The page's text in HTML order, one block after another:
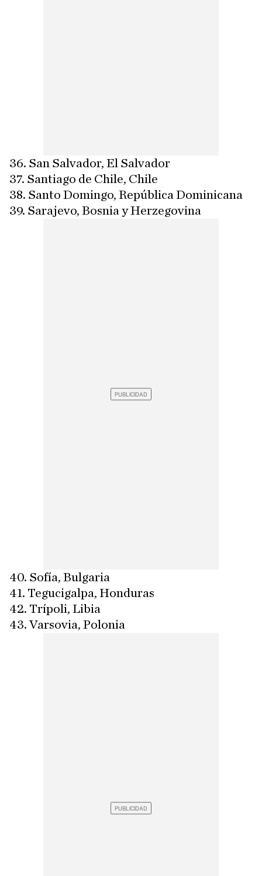
36. San Salvador, El Salvador
37. Santiago de Chile, Chile
38. Santo Domingo, República Dominicana
39. Sarajevo, Bosnia y Herzegovina
40. Sofía, Bulgaria
41. Tegucigalpa, Honduras
42. Trípoli, Libia
43. Varsovia, Polonia